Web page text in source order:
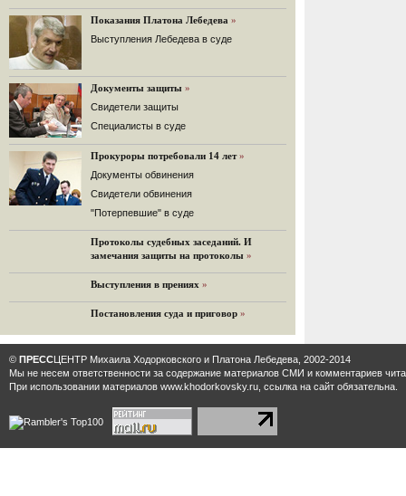
Игорь Сечин просит о помощи.
Ссылаясь на санкции, глава
«Роснефти» хочет выбить из фонда
12.08.2014
Граждане не хотят платить по счетам ЮКОСа
Решение Гаагского суда о компенсации $50 млрд
поддержали 12%.
129 комментариев
Вечер у Ходорковских. Вспоминает Иван Стариков.
11.08.2014
«Удивительно сильная, мощная и
достойная только преклонения
Гости и ведущие «Эха Москвы» чтут
память Марины Филипповны.
10 комментариев
Марина Филипповна Ходорковская:
«Я долго была молодой!»
"Новая" рассказывает о судьбе
Показания Платона Лебедева »
Выступления Лебедева в суде
Документы защиты »
Cвидетели защиты
Cпециалисты в суде
Прокуроры потребовали 14 лет »
Документы обвинения
Свидетели обвинения
"Потерпевшие" в суде
Протоколы судебных заседаний. И
замечания защиты на протоколы »
Выступления в прениях »
Постановления суда и приговор »
© ПРЕССЦЕНТР Михаила Ходорковского и Платона Лебедева, 2002-2014
Мы не несем ответственности за содержание материалов CМИ и комментариев
При использовании материалов www.khodorkovsky.ru, ссылка на сайт обязательна.